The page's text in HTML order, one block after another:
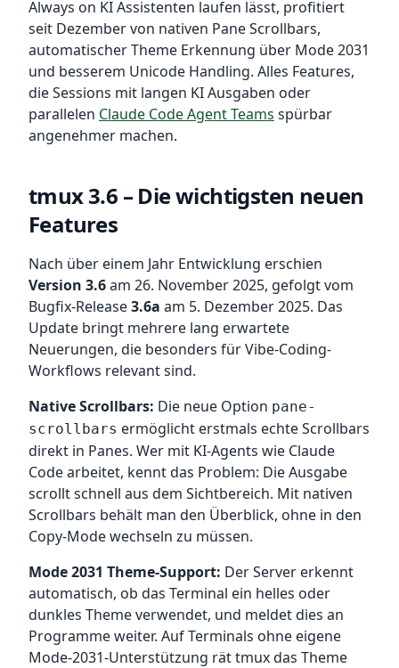
Always on KI Assistenten laufen lässt, profitiert
seit Dezember von nativen Pane Scrollbars,
automatischer Theme Erkennung über Mode 2031
und besserem Unicode Handling. Alles Features,
die Sessions mit langen KI Ausgaben oder
parallelen Claude Code Agent Teams spürbar
angenehmer machen.
tmux 3.6 – Die wichtigsten neuen
Features
Nach über einem Jahr Entwicklung erschien
Version 3.6am 26. November 2025, gefolgt vom
Bugfix-Release3.6a am 5. Dezember 2025. Das
Update bringt mehrere lang erwartete
Neuerungen, die besonders für Vibe-Coding-
Workflows relevant sind.
Native Scrollbars: Die neue Option pane-
scrollbars ermöglicht erstmals echte Scrollbars
direkt in Panes. Wer mit KI-Agents wie Claude
Code arbeitet, kennt das Problem: Die Ausgabe
scrollt schnell aus dem Sichtbereich. Mit nativen
Scrollbars behält man den Überblick, ohne in den
Copy-Mode wechseln zu müssen.
Mode 2031 Theme-Support: Der Server erkennt
automatisch, ob das Terminal ein helles oder
dunkles Theme verwendet, und meldet dies an
Programme weiter. Auf Terminals ohne eigene
Mode-2031-Unterstützung rät tmux das Theme